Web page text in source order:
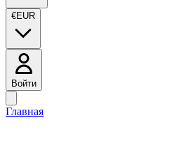
€EUR
Войти
Главная